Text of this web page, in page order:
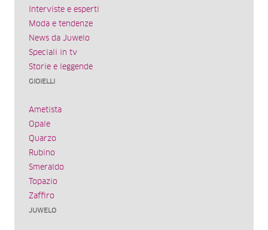
Interviste e esperti
Moda e tendenze
News da Juwelo
Speciali in tv
Storie e leggende
GIOIELLI
Ametista
Opale
Quarzo
Rubino
Smeraldo
Topazio
Zaffiro
JUWELO